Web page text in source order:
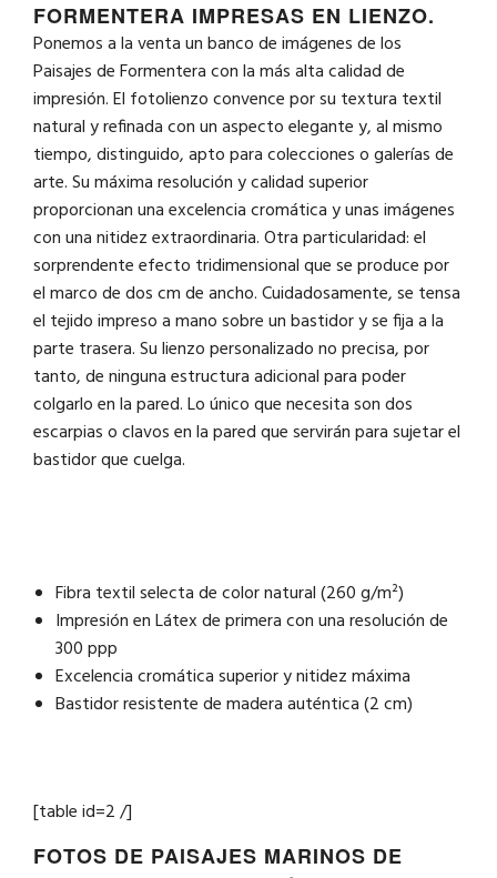
FORMENTERA IMPRESAS EN LIENZO.
Ponemos a la venta un banco de imágenes de los
Paisajes de Formentera con la más alta calidad de
impresión. El fotolienzo convence por su textura textil
natural y refinada con un aspecto elegante y, al mismo
tiempo, distinguido, apto para colecciones o galerías de
arte. Su máxima resolución y calidad superior
proporcionan una excelencia cromática y unas imágenes
con una nitidez extraordinaria. Otra particularidad: el
sorprendente efecto tridimensional que se produce por
el marco de dos cm de ancho. Cuidadosamente, se tensa
el tejido impreso a mano sobre un bastidor y se fija a la
parte trasera. Su lienzo personalizado no precisa, por
tanto, de ninguna estructura adicional para poder
colgarlo en la pared. Lo único que necesita son dos
escarpias o clavos en la pared que servirán para sujetar el
bastidor que cuelga.
Fibra textil selecta de color natural (260 g/m²)
Impresión en Látex de primera con una resolución de
300 ppp
Excelencia cromática superior y nitidez máxima
Bastidor resistente de madera auténtica (2 cm)
[table id=2 /]
FOTOS DE PAISAJES MARINOS DE